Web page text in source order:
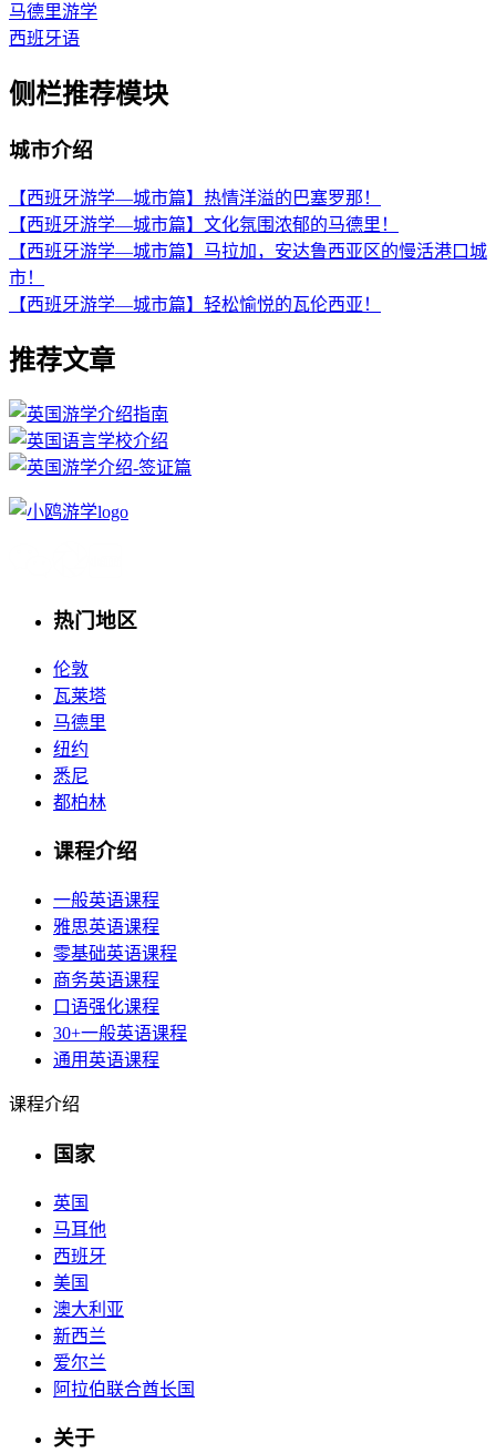
马德里游学
西班牙语
侧栏推荐模块
城市介绍
【西班牙游学—城市篇】热情洋溢的巴塞罗那！
【西班牙游学—城市篇】文化氛围浓郁的马德里！
【西班牙游学—城市篇】马拉加，安达鲁西亚区的慢活港口城
市！
【西班牙游学—城市篇】轻松愉悦的瓦伦西亚！
推荐文章
热门地区
伦敦
瓦莱塔
马德里
纽约
悉尼
都柏林
课程介绍
一般英语课程
雅思英语课程
零基础英语课程
商务英语课程
口语强化课程
30+一般英语课程
通用英语课程
课程介绍
国家
英国
马耳他
西班牙
美国
澳大利亚
新西兰
爱尔兰
阿拉伯联合酋长国
关于